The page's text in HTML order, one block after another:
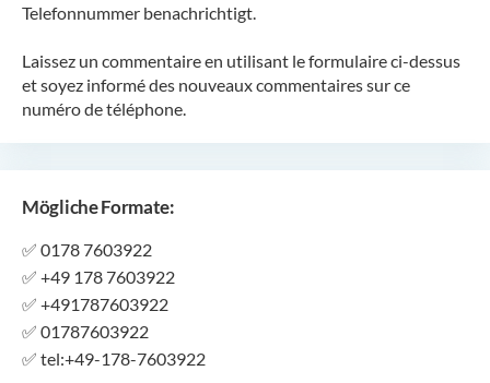
Telefonnummer benachrichtigt.
Laissez un commentaire en utilisant le formulaire ci-dessus
et soyez informé des nouveaux commentaires sur ce
numéro de téléphone.
Mögliche Formate:
✅ 0178 7603922
✅ +49 178 7603922
✅ +491787603922
✅ 01787603922
✅ tel:+49-178-7603922